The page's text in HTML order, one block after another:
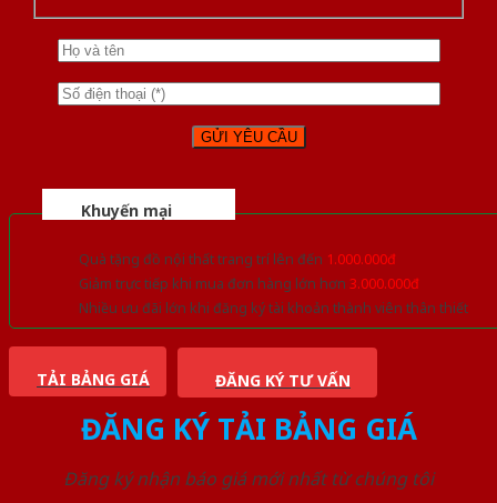
Khuyến mại
Quà tặng đồ nội thất trang trí lên đến 1.000.000đ
Giảm trực tiếp khi mua đơn hàng lớn hơn 3.000.000đ
Nhiều ưu đãi lớn khi đăng ký tài khoản thành viên thân thiết
TẢI BẢNG GIÁ ĐĂNG KÝ TƯ VẤN
ĐĂNG KÝ TẢI BẢNG GIÁ
Đăng ký nhận báo giá mới nhất từ chúng tôi